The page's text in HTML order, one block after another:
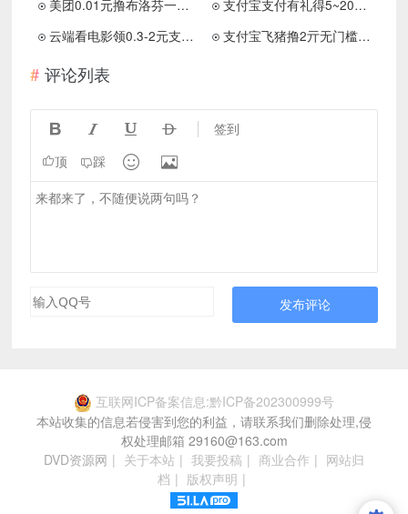
美团0.01元撸布洛芬一盒包邮
支付宝支付有礼得5~20亓红包
云端看电影领0.3-2元支付宝红包或立减金
支付宝飞猪撸2亓无门槛红包
评论列表
    签到
顶 踩  
发布评论
互联网ICP备案信息:黔ICP备202300999号
本站收集的信息若侵害到您的利益，请联系我们删除处理,侵
权处理邮箱 29160@163.com
DVD资源网 | 关于本站 | 我要投稿 | 商业合作 | 网站归
档 | 版权声明 |